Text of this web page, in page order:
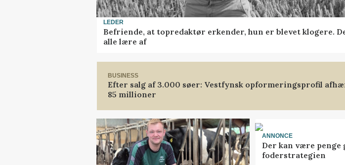
LEDER
Befriende, at topredaktør erkender, hun er blevet klogere.
alle lære af
BUSINESS
Efter salg af 3.000 søer: Vestfynsk opformeringsprofil
85 millioner
ANNONCE
Der kan være penge
foderstrategien